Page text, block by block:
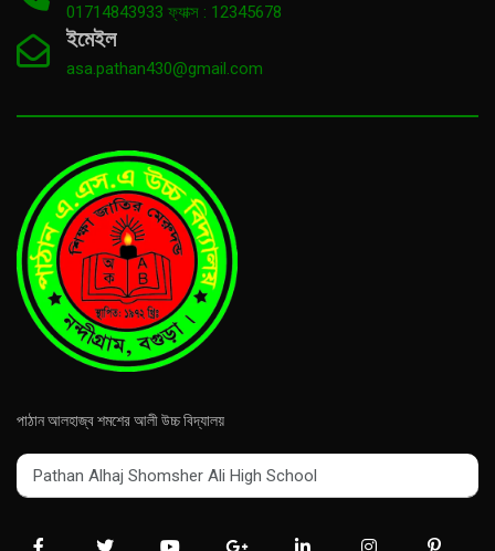
01714843933 ফ্যাক্স : 12345678
ইমেইল
asa.pathan430@gmail.com
পাঠান আলহাজ্ব শমশের আলী উচ্চ বিদ্যালয়
Pathan Alhaj Shomsher Ali High School
Pathan Alhaj Shomsher Ali High School